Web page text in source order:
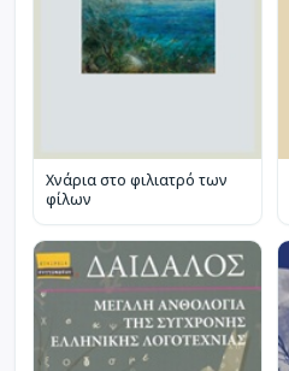
Χνάρια στο φιλιατρό των
φίλων